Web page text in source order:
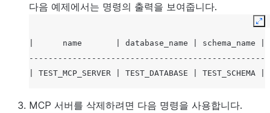
"product": product
다음 예제에서는 명령의 출력을 보여줍니다.
|      name       | database_name |
| TEST_MCP_SERVER | TEST_DATABASE |
MCP 서버를 삭제하려면 다음 명령을 사용합니다.